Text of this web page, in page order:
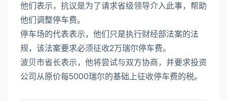
他们表示，抗议是为了请求省级领导介入此事，帮助
他们调整停车费。
停车场的代表表示，他们只是执行财经部法案的法
规，该法案要求必须征收2万瑞尔停车费。
波贝市省长表示，他将尝试与双方协商，并要求投资
公司从原价每5000瑞尔的基础上征收停车费的税。